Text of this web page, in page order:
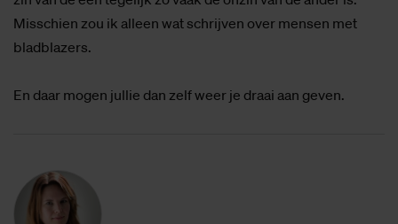
Misschien zou ik alleen wat schrijven over mensen met
bladblazers.
En daar mogen jullie dan zelf weer je draai aan geven.